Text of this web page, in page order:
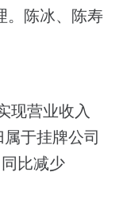
。陈冰、陈寿
现营业收入
于挂牌公司
比减少